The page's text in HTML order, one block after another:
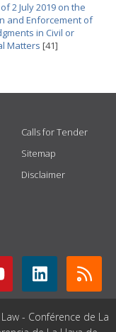
2 July 2019 on the
and Enforcement of
in Civil or
Matters [41]
Calls for Tender
Sitemap
Disclaimer
- Conférence de La